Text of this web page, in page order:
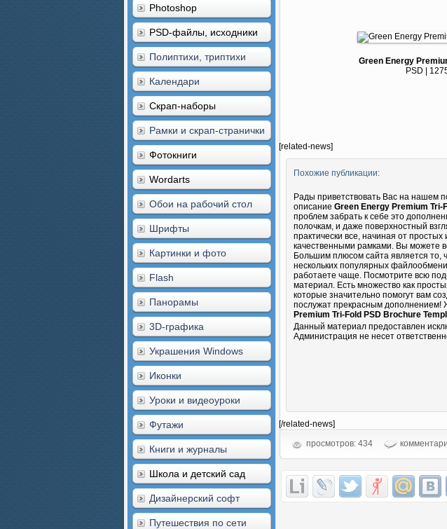
Photoshop
PSD-файлы, исходники
Полиптихи, триптихи
Календари
Скрап-наборы
Рамки и скрап-странички
Фотокниги
Wordarts
Обои на рабочий стол
Шрифты
Картинки и фото
Flash
Панорамы
3D-графика
Украшения Windows
Иконки
Уроки и видеоуроки
Футажи
Книги и журналы
Школа и детский сад
Дизайнерский софт
Путешествия по сети
Green Energy
PSD |
[related-news]
Похожие публикации:
Рады приветствовать Вас на нашем
описание Green Energy Premium Tri-
проблем забрать к себе это
полочкам, и даже поверхностный
практически все, начиная от
качественными рамками. Вы можете
Большим плюсом сайта является то,
нескольких популярных
работаете чаще. Посмотрите всю
материал. Есть множество как
которые значительно помогут вам
послужат прекрасным дополнением!
Premium Tri-Fold PSD Brochure
Данный материал предоставлен
Администрация не несет
[/related-news]
просмотров: 434